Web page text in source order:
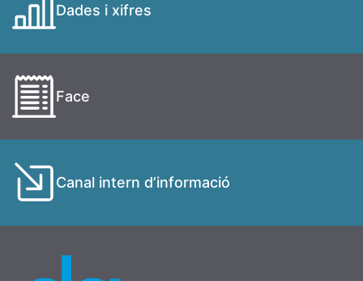
Dades i xifres
Face
Canal intern d’informació